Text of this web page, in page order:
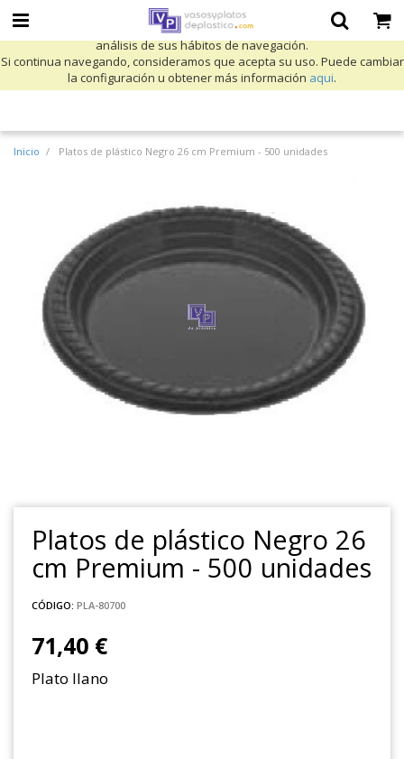
Utilizamos cookies propias y de terceros para mejorar nuestros servicios
y mostrarle publicidad relacionada con sus preferencias mediante el
análisis de sus hábitos de navegación.
Si continua navegando, consideramos que acepta su uso. Puede cambiar
la configuración u obtener más información aqui.
Inicio Platos de plástico Negro 26 cm Premium - 500 unidades
Platos de plástico Negro 26
cm Premium - 500 unidades
CÓDIGO: PLA-80700
71,40 €
Plato llano